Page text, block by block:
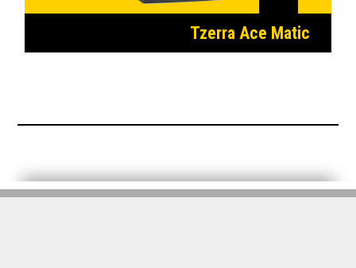
Tzerra Ace Matic